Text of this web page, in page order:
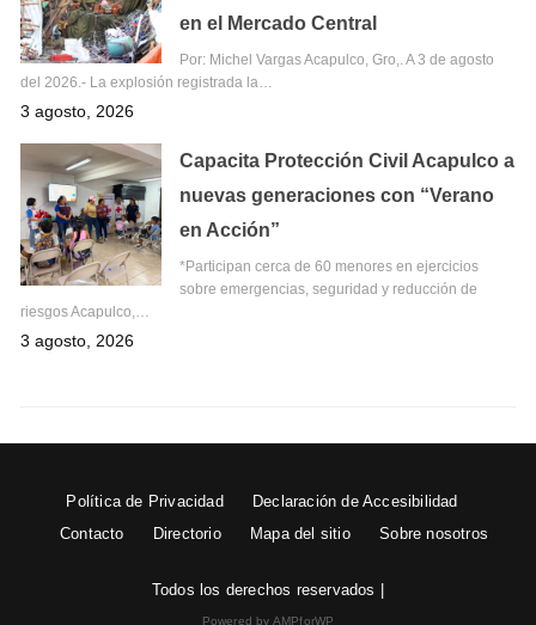
en el Mercado Central
Por: Michel Vargas Acapulco, Gro,. A 3 de agosto
del 2026.- La explosión registrada la…
3 agosto, 2026
Capacita Protección Civil Acapulco a
nuevas generaciones con “Verano
en Acción”
*Participan cerca de 60 menores en ejercicios
sobre emergencias, seguridad y reducción de
riesgos Acapulco,…
3 agosto, 2026
Política de Privacidad
Declaración de Accesibilidad
Contacto
Directorio Mapa del sitio Sobre nosotros
Todos los derechos reservados |
Powered by AMPforWP